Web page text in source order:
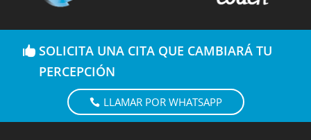
SOLICITA UNA CITA QUE CAMBIARÁ TU
PERCEPCIÓN
LLAMAR POR WHATSAPP